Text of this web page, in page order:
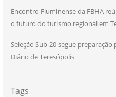
Encontro Fluminense da FBHA
o futuro do turismo regional em
Seleção Sub-20 segue
Diário de Teresópolis
Tags